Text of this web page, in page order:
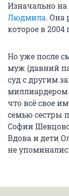
Изначально на
Людмила. Она
которое в
Но уже после
муж (давний
суд с другим
миллиардером
что всё свое
семью сестры
Софии
Вдова и дети
не